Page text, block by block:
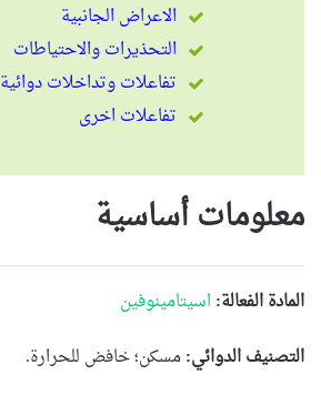
الاعراض الجانبية
التحذيرات والاحتياطات
تفاعلات وتداخلات دوائية
تفاعلات اخرى
معلومات أساسية
المادة الفعالة: اسيتامينوفين
التصنيف الدوائي:مسكن؛ خافض للحرارة.